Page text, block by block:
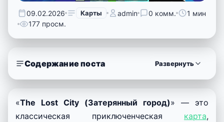
09.02.2026 Карты admin 0 комм.
1 мин
177 просм.
Содержание поста Развернуть
«The Lost City (Затерянный город)» — это
классическая приключенческая карта,